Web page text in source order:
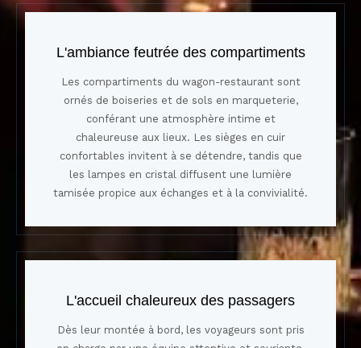
L'ambiance feutrée des compartiments
Les compartiments du wagon-restaurant sont
ornés de boiseries et de sols en marqueterie,
conférant une atmosphère intime et
chaleureuse aux lieux. Les sièges en cuir
confortables invitent à se détendre, tandis que
les lampes en cristal diffusent une lumière
tamisée propice aux échanges et à la convivialité.
L'accueil chaleureux des passagers
Dès leur montée à bord, les voyageurs sont pris